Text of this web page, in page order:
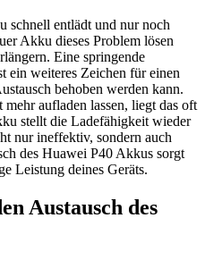
schnell entlädt und nur noch
Akku dieses Problem lösen
Eine springende
ein weiteres Zeichen für einen
behoben werden kann.
aufladen lassen, liegt das oft
stellt die Ladefähigkeit wieder
nur ineffektiv, sondern auch
des Huawei P40 Akkus sorgt
Leistung deines Geräts.
Austausch des